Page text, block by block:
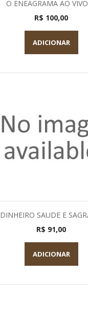
O ENEAGRAMA AO VIVO
R$ 100,00
ADICIONAR
DINHEIRO SAUDE E
R$ 91,00
ADICIONAR